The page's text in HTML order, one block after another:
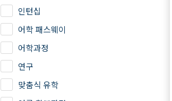
인턴십
어학 패스웨이
어학과정
연구
맞춤식 유학